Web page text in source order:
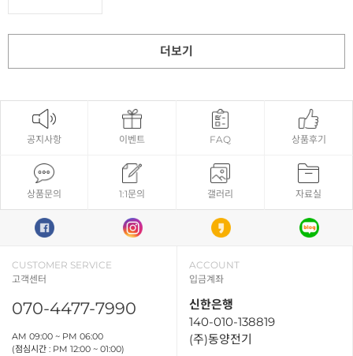
더보기
공지사항 이벤트 FAQ 상품후기
상품문의 1:1문의 갤러리 자료실
CUSTOMER SERVICE
고객센터
070-4477-7990
AM 09:00 ~ PM 06:00
(점심시간 : PM 12:00 ~ 01:00)
ACCOUNT
입금계좌
신한은행
140-010-138819
(주)동양전기